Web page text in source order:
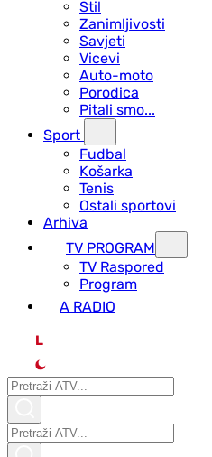
Stil
Zanimljivosti
Savjeti
Vicevi
Auto-moto
Porodica
Pitali smo...
Sport
Fudbal
Košarka
Tenis
Ostali sportovi
Arhiva
TV PROGRAM
ТV Raspored
Program
A RADIO
L